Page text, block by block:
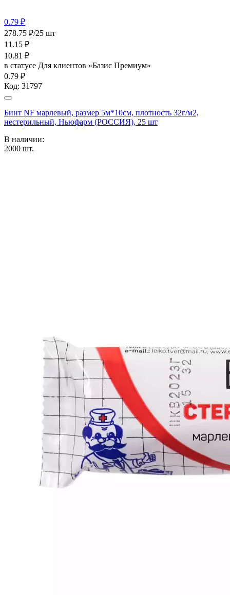
0.79 ₽
278.75 ₽/25 шт
11.15 ₽
10.81 ₽
в статусе Для клиентов «Базис Премиум»
0.79 ₽
Код: 31797
Бинт NF марлевый, размер 5м*10см, плотность 32г/м2,
нестерильный, Ньюфарм (РОССИЯ), 25 шт
В наличии:
2000 шт.